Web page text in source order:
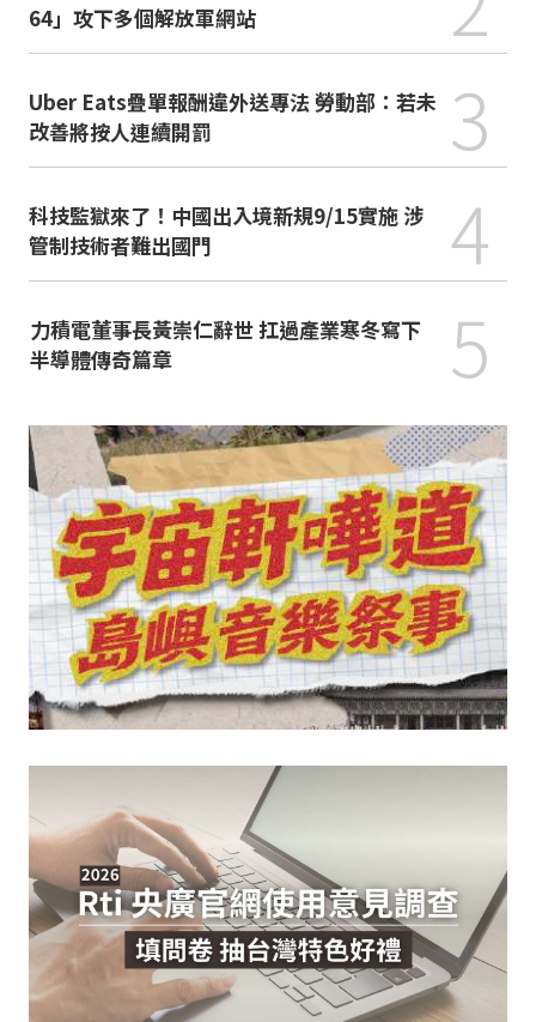
64」攻下多個解放軍網站
Uber Eats疊單報酬違外送專法 勞動部：若未
改善將按人連續開罰
3
科技監獄來了！中國出入境新規9/15實施 涉
管制技術者難出國門
4
力積電董事長黃崇仁辭世 扛過產業寒冬寫下
半導體傳奇篇章
5